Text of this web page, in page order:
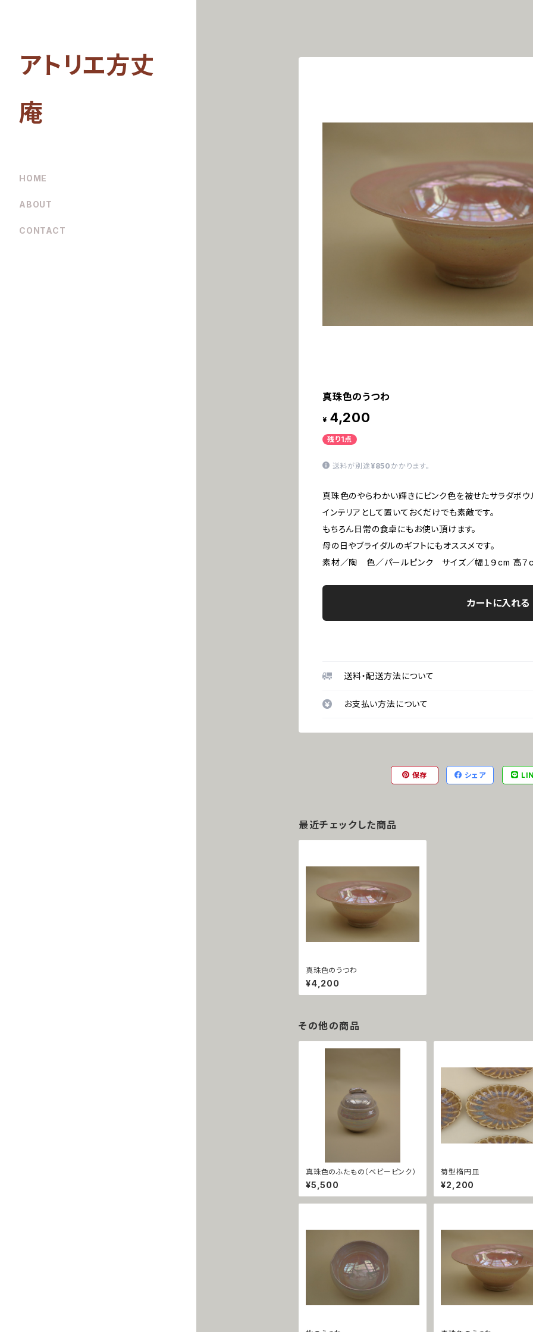
真珠色のうつわ
¥ 4,200
残り1点
送料が別途 ¥850 かかります。
真珠色のやらわかい輝きにピンク色を被せたサラダボウ
インテリアとして置いておくだけでも素敵です。
もちろん日常の食卓にもお使い頂けます。
母の日やブライダルのギフトにもオススメです。
素材／陶 色／パールピンク サイズ／幅１９cm 高７
カートに入れる
送料・配送方法について
お支払い方法について
保存 シェア
最近チェックした商品
真珠色のうつわ
¥4,200
その他の商品
真珠色のふたもの（ベビーピンク）
¥5,500
菊型楕円皿
¥2,200
アトリエ方丈
庵
HOME
ABOUT
CONTACT